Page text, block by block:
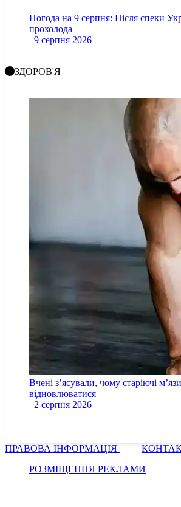
Погода на 9 серпня: Після спеки
прохолода
9 серпня 2026
ЗДОРОВ'Я
Вчені з’ясували, чому старіючі
відновлюватися
2 серпня 2026
ПРАВОВА ІНФОРМАЦІЯ
РОЗМІЩЕННЯ РЕКЛАМИ